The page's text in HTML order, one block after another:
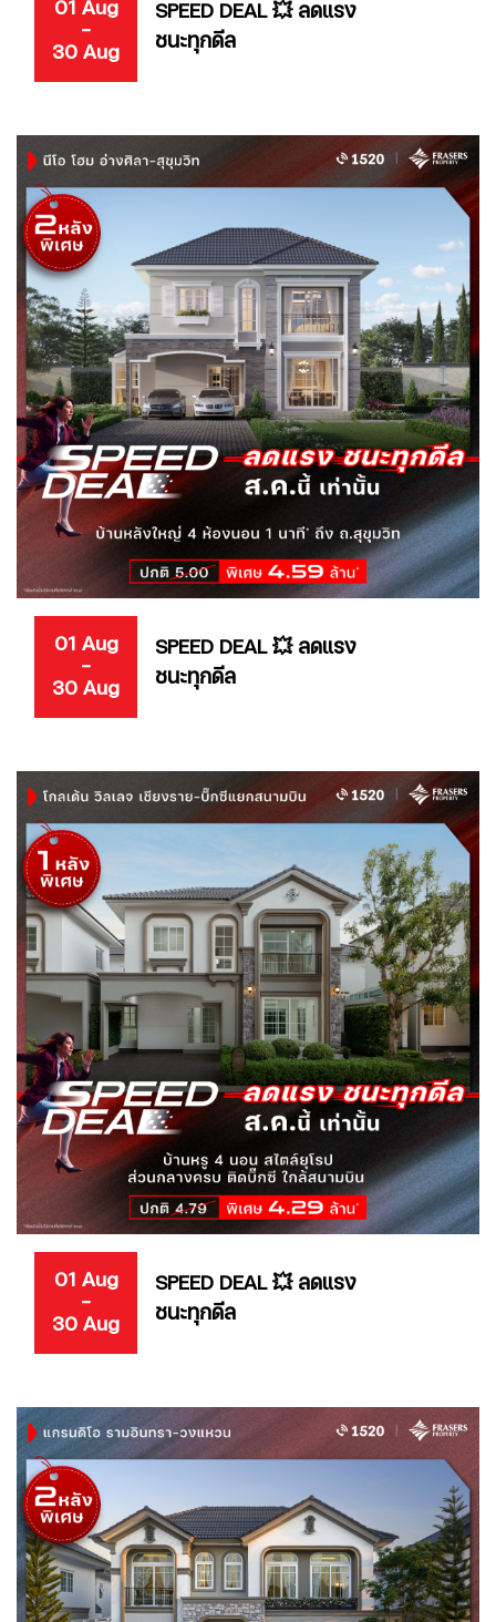
01 Aug
-
30 Aug
SPEED DEAL 💥 ลดแรง
ชนะทุกดีล
01 Aug
-
30 Aug
SPEED DEAL 💥 ลดแรง
ชนะทุกดีล
01 Aug
-
30 Aug
SPEED DEAL 💥 ลดแรง
ชนะทุกดีล